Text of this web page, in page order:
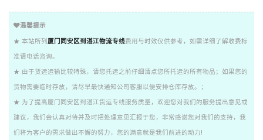
温馨提示
★ 本站所列 厦门同安区到湛江物流专线费用与时效仅供参考，如需详细了解收费标
准请电话咨询。
★ 由于货运运输比较特殊，请您托运之前仔细清点您所托运的所有物品；如果您的
货物需要临时存放，请尽早最快通知公司客服以便安排仓库存放。；
★ 为了提高厦门同安区到湛江货运专线服务质量，欢迎您对我们的服务提出意见或
建议，我们会认真对待并及时把处理意见汇报于您，非常感谢您对我们的支持，我
们将为客户的需求做出不懈的努力，您的满意就是我们前进的动力!